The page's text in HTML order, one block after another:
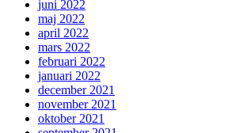
juni 2022
maj 2022
april 2022
mars 2022
februari 2022
januari 2022
december 2021
november 2021
oktober 2021